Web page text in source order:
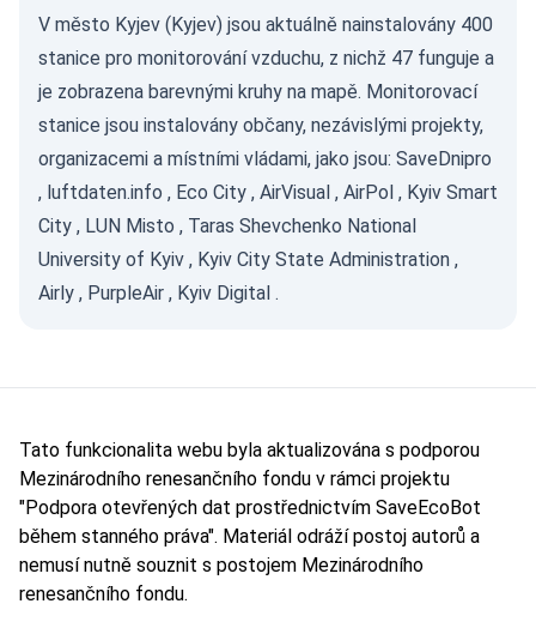
V město Kyjev (Kyjev) jsou aktuálně nainstalovány 400
stanice pro monitorování vzduchu, z nichž 47 funguje a
je zobrazena barevnými kruhy na mapě. Monitorovací
stanice jsou instalovány občany, nezávislými projekty,
organizacemi a místními vládami, jako jsou: SaveDnipro
, luftdaten.info , Eco City , AirVisual , AirPol , Kyiv Smart
City , LUN Misto , Taras Shevchenko National
University of Kyiv , Kyiv City State Administration ,
Airly , PurpleAir , Kyiv Digital .
Tato funkcionalita webu byla aktualizována s podporou
Mezinárodního renesančního fondu v rámci projektu
"Podpora otevřených dat prostřednictvím SaveEcoBot
během stanného práva". Materiál odráží postoj autorů a
nemusí nutně souznit s postojem Mezinárodního
renesančního fondu.